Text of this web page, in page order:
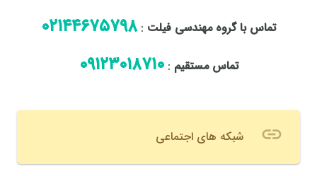
تماس با گروه مهندسی فیلت :٠٢١٤٤٦٧٥٧٩٨
تماس مستقیم :٠٩١٢٣٠١٨٧١٠
link شبکه های اجتماعی